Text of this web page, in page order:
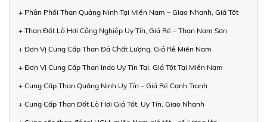
+ Phân Phối Than Quảng Ninh Tại Miền Nam – Giao Nhanh, Giá Tốt
+ Than Đốt Lò Hơi Công Nghiệp Uy Tín, Giá Rẻ – Than Nam Sơn
+ Đơn Vị Cung Cấp Than Đá Chất Lượng, Giá Rẻ Miền Nam
+ Đơn Vị Cung Cấp Than Indo Uy Tín Tại, Giá Tốt Tại Miền Nam
+ Cung Cấp Than Quảng Ninh Uy Tín – Giá Rẻ Cạnh Tranh
+ Cung Cấp Than Đốt Lò Hơi Giá Tốt, Uy Tín, Giao Nhanh